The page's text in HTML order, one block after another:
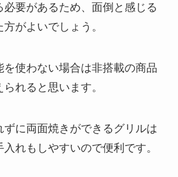
要があるため、面倒と感じる
がよいでしょう。
を使わない場合は非搭載の商品
れると思います。
ずに両面焼きができるグリルは
れもしやすいので便利です。